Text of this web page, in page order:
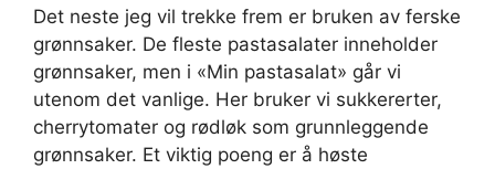
Det neste jeg vil trekke frem er bruken av ferske
grønnsaker. De fleste pastasalater inneholder
grønnsaker, men i «Min pastasalat» går vi
utenom det vanlige. Her bruker vi sukkererter,
cherrytomater og rødløk som grunnleggende
grønnsaker. Et viktig poeng er å høste